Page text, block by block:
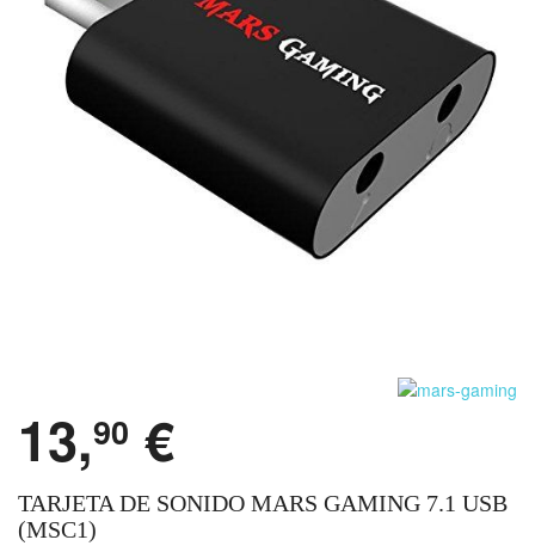
13,90 €
TARJETA DE SONIDO MARS GAMING 7.1 USB
(MSC1)